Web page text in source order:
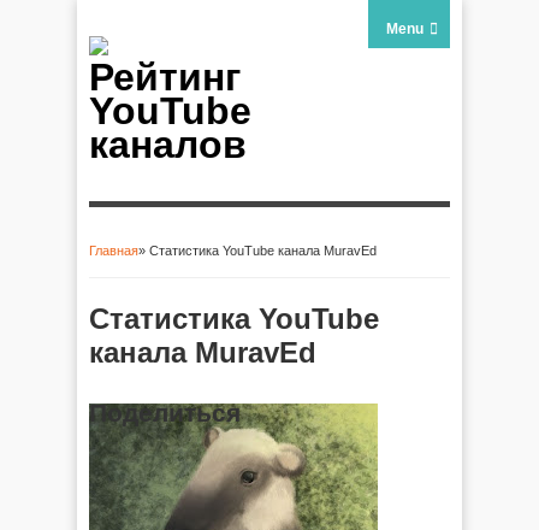
Рейтинг
YouTube
каналов
Menu
Главная» Статистика YouTube канала MuravEd
Статистика YouTube
канала MuravEd
Поделиться